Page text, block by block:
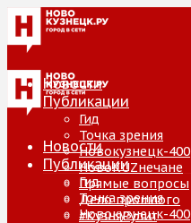
Новости
Публикации
Гид
Точка зрения
Новокузнецк-400
НовоKUZнечане
Прямые вопросы
Дело прошлого
#КузняРулит
Новости
Публикации
Гид
Точка зрения
Новокузнецк-400